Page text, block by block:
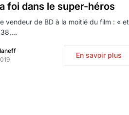
foi dans le super-héros
vendeur de BD à la moitié du film : « et
En savoir plus